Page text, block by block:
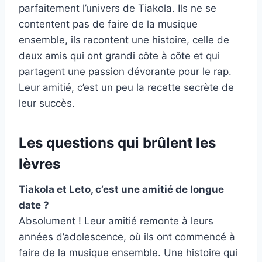
parfaitement l’univers de Tiakola. Ils ne se
contentent pas de faire de la musique
ensemble, ils racontent une histoire, celle de
deux amis qui ont grandi côte à côte et qui
partagent une passion dévorante pour le rap.
Leur amitié, c’est un peu la recette secrète de
leur succès.
Les questions qui brûlent les
lèvres
Tiakola et Leto, c’est une amitié de longue
date ?
Absolument ! Leur amitié remonte à leurs
années d’adolescence, où ils ont commencé à
faire de la musique ensemble. Une histoire qui